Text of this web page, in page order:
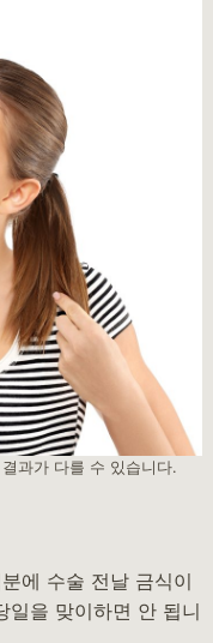
과가 다를 수 있습니다.
에 수술 전날 금식이
일을 맞이하면 안 됩니